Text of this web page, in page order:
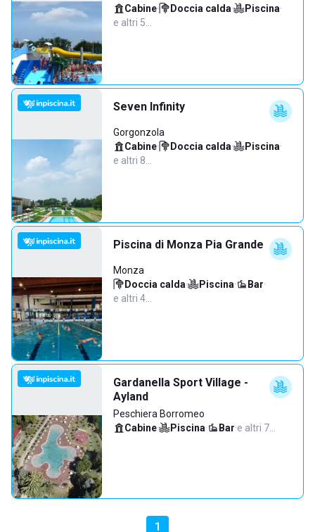
Cabine· Doccia calda· Piscina·
e altri 5…
Seven Infinity
Gorgonzola
Cabine· Doccia calda· Piscina·
e altri 8…
Piscina di Monza Pia Grande
Monza
Doccia calda· Piscina· Bar·
e altri 4…
Gardanella Sport Village -
Ayland
Peschiera Borromeo
Cabine· Piscina· Bar·e altri 7…
1